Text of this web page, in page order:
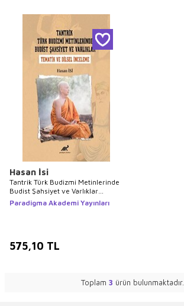
Hasan İsi
Tantrik Türk Budizmi Metinlerinde
Budist Şahsiyet ve Varlıklar
Tematik ve Dilsel İnceleme
Paradigma Akademi Yayınları
575,10 TL
Toplam 3 ürün bulunmaktadır.